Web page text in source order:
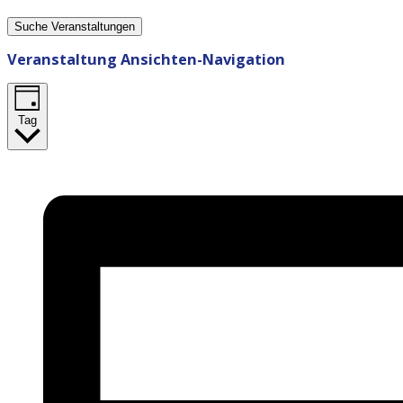
Suche Veranstaltungen
Veranstaltung Ansichten-Navigation
Tag